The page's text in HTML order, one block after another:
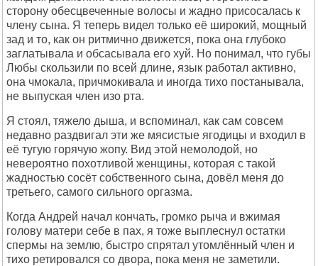
сторону обесцвеченные волосы и жадно присосалась к
члену сына. Я теперь видел только её широкий, мощный
зад и то, как он ритмично движется, пока она глубоко
заглатывала и обсасывала его хуй. Но понимал, что губы
Любы скользили по всей длине, язык работал активно,
она чмокала, причмокивала и иногда тихо постанывала,
не выпуская член изо рта.
Я стоял, тяжело дыша, и вспоминал, как сам совсем
недавно раздвигал эти же мясистые ягодицы и входил в
её тугую горячую жопу. Вид этой немолодой, но
невероятно похотливой женщины, которая с такой
жадностью сосёт собственного сына, довёл меня до
третьего, самого сильного оргазма.
Когда Андрей начал кончать, громко рыча и вжимая
голову матери себе в пах, я тоже выплеснул остатки
спермы на землю, быстро спрятал утомлённый член и
тихо ретировался со двора, пока меня не заметили.